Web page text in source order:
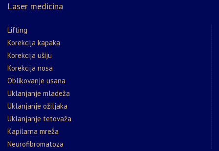
Laser medicina
Lifting
Korekcija kapaka
Korekcija ušiju
Korekcija nosa
Oblikovanje usana
Uklanjanje mladeža
Uklanjanje ožiljaka
Uklanjanje tetovaža
Kapilarna mreža
Neurofibromatoza